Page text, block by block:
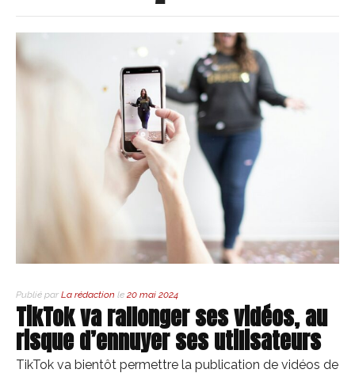
Publié par La rédaction le 20 mai 2024
TikTok va rallonger ses vidéos, au
risque d’ennuyer ses utilisateurs
TikTok va bientôt permettre la publication de vidéos de